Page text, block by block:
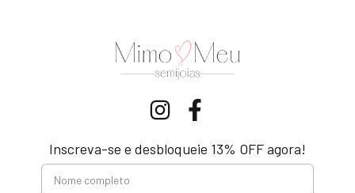
Inscreva-se e desbloqueie 13% OFF agora!